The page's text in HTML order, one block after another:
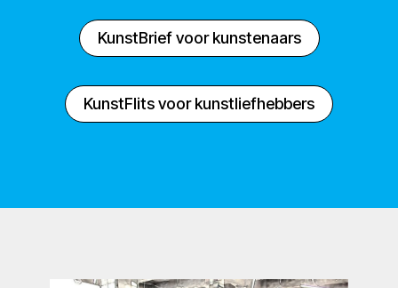
KunstBrief voor kunstenaars
KunstFlits voor kunstliefhebbers